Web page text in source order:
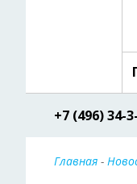
+7 (496) 34-
Главная -